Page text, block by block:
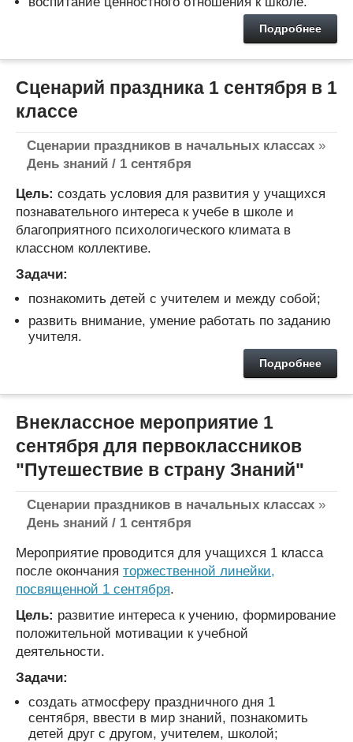
Подробнее
Сценарий праздника 1 сентября в 1
классе
Сценарии праздников в начальных классах »
День знаний / 1 сентября
Цель: создать условия для развития у учащихся
познавательного интереса к учебе в школе и
благоприятного психологического климата в
классном коллективе.
Задачи:
познакомить детей с учителем и между собой;
развить внимание, умение работать по заданию
учителя.
Подробнее
Внеклассное мероприятие 1
сентября для первоклассников
"Путешествие в страну Знаний"
Сценарии праздников в начальных классах »
День знаний / 1 сентября
Мероприятие проводится для учащихся 1 класса
после окончания торжественной линейки,
посвященной 1 сентября.
Цель: развитие интереса к учению, формирование
положительной мотивации к учебной
деятельности.
Задачи:
создать атмосферу праздничного дня 1
сентября, ввести в мир знаний, познакомить
детей друг с другом, учителем, школой;